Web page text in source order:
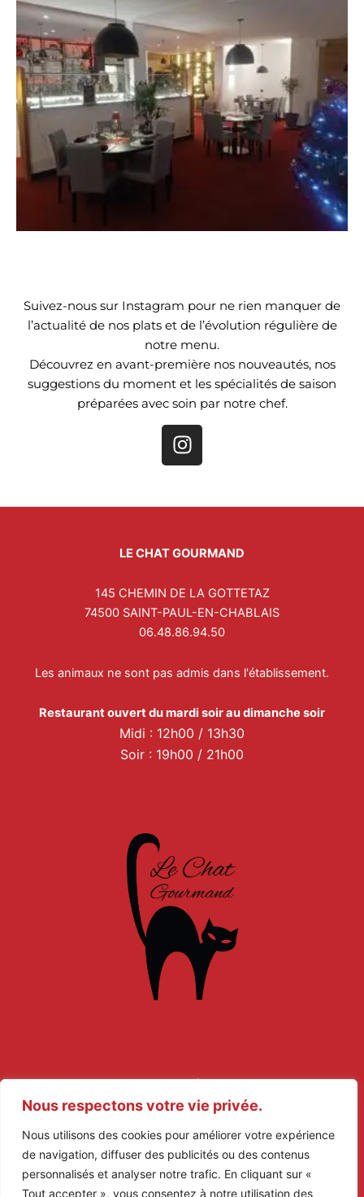
Nous respectons votre vie privée.
Nous utilisons des cookies pour améliorer votre expérience
de navigation, diffuser des publicités ou des contenus
personnalisés et analyser notre trafic. En cliquant sur «
Tout accepter », vous consentez à notre utilisation des
Suivez-nous sur Instagram pour ne rien manquer de
l’actualité de nos plats et de l’évolution régulière de
notre menu.
Découvrez en avant-première nos nouveautés, nos
suggestions du moment et les spécialités de saison
préparées avec soin par notre chef.
I
n
a
r
m
LE CHAT GOURMAND
145 CHEMIN DE LA GOTTETAZ
74500 SAINT-PAUL-EN-CHABLAIS
06.48.86.94.50
Les animaux ne sont pas admis dans l'établissement.
Restaurant ouvert du mardi soir au dimanche soir
Midi : 12h00 / 13h30
Soir : 19h00 / 21h00